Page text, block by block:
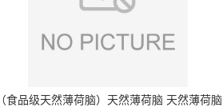
（食品级天然薄荷脑）天然薄荷脑 天然薄荷脑